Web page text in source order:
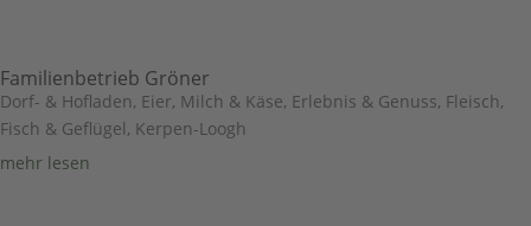
Familienbetrieb Gröner
Dorf- & Hofladen, Eier, Milch & Käse, Erlebnis & Genuss, Fleisch,
Fisch & Geflügel, Kerpen-Loogh
mehr lesen